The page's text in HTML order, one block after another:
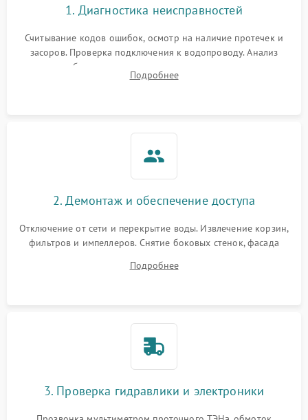
циркуляционным насосом
2100 ₽ Подробнее →
1. Диагностика неисправностей
Считывание кодов ошибок, осмотр на наличие протечек и
засоров. Проверка подключения к водопроводу. Анализ
жалоб на отсутствие слива, нагрева, вращения
разбрызгивателей или срабатывание системы защиты
Подробнее
2. Демонтаж и обеспечение доступа
Отключение от сети и перекрытие воды. Извлечение корзин,
фильтров и импеллеров. Снятие боковых стенок, фасада
циркуляционному насосу, ТЭНу и сливной помпе.
Подробнее
3. Проверка гидравлики и электроники